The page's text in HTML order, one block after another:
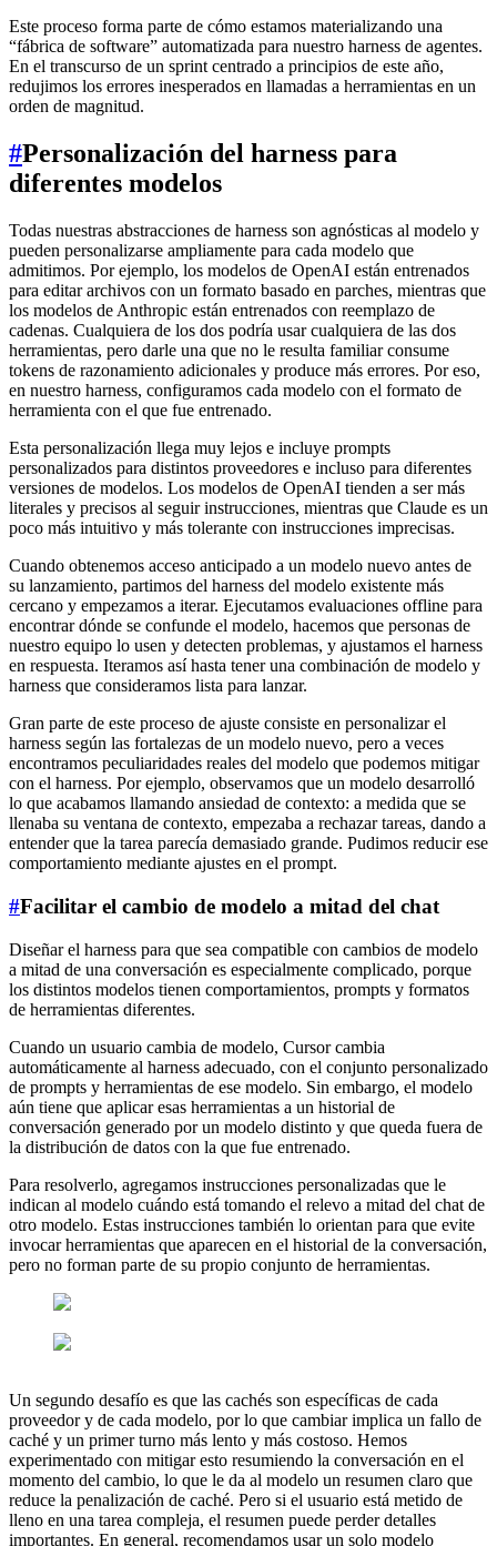
Este proceso forma parte de cómo estamos materializando una
“fábrica de software” automatizada para nuestro harness de agentes.
En el transcurso de un sprint centrado a principios de este año,
redujimos los errores inesperados en llamadas a herramientas en un
orden de magnitud.
#Personalización del harness para
diferentes modelos
Todas nuestras abstracciones de harness son agnósticas al modelo y
pueden personalizarse ampliamente para cada modelo que
admitimos. Por ejemplo, los modelos de OpenAI están entrenados
para editar archivos con un formato basado en parches, mientras que
los modelos de Anthropic están entrenados con reemplazo de
cadenas. Cualquiera de los dos podría usar cualquiera de las dos
herramientas, pero darle una que no le resulta familiar consume
tokens de razonamiento adicionales y produce más errores. Por eso,
en nuestro harness, configuramos cada modelo con el formato de
herramienta con el que fue entrenado.
Esta personalización llega muy lejos e incluye prompts
personalizados para distintos proveedores e incluso para diferentes
versiones de modelos. Los modelos de OpenAI tienden a ser más
literales y precisos al seguir instrucciones, mientras que Claude es un
poco más intuitivo y más tolerante con instrucciones imprecisas.
Cuando obtenemos acceso anticipado a un modelo nuevo antes de
su lanzamiento, partimos del harness del modelo existente más
cercano y empezamos a iterar. Ejecutamos evaluaciones offline para
encontrar dónde se confunde el modelo, hacemos que personas de
nuestro equipo lo usen y detecten problemas, y ajustamos el harness
en respuesta. Iteramos así hasta tener una combinación de modelo y
harness que consideramos lista para lanzar.
Gran parte de este proceso de ajuste consiste en personalizar el
harness según las fortalezas de un modelo nuevo, pero a veces
encontramos peculiaridades reales del modelo que podemos mitigar
con el harness. Por ejemplo, observamos que un modelo desarrolló
lo que acabamos llamando ansiedad de contexto: a medida que se
llenaba su ventana de contexto, empezaba a rechazar tareas, dando a
entender que la tarea parecía demasiado grande. Pudimos reducir ese
comportamiento mediante ajustes en el prompt.
#Facilitar el cambio de modelo a mitad del chat
Diseñar el harness para que sea compatible con cambios de modelo
a mitad de una conversación es especialmente complicado, porque
los distintos modelos tienen comportamientos, prompts y formatos
de herramientas diferentes.
Cuando un usuario cambia de modelo, Cursor cambia
automáticamente al harness adecuado, con el conjunto personalizado
de prompts y herramientas de ese modelo. Sin embargo, el modelo
aún tiene que aplicar esas herramientas a un historial de
conversación generado por un modelo distinto y que queda fuera de
la distribución de datos con la que fue entrenado.
Para resolverlo, agregamos instrucciones personalizadas que le
indican al modelo cuándo está tomando el relevo a mitad del chat de
otro modelo. Estas instrucciones también lo orientan para que evite
invocar herramientas que aparecen en el historial de la conversación,
pero no forman parte de su propio conjunto de herramientas.
Un segundo desafío es que las cachés son específicas de cada
proveedor y de cada modelo, por lo que cambiar implica un fallo de
caché y un primer turno más lento y más costoso. Hemos
experimentado con mitigar esto resumiendo la conversación en el
momento del cambio, lo que le da al modelo un resumen claro que
reduce la penalización de caché. Pero si el usuario está metido de
lleno en una tarea compleja, el resumen puede perder detalles
importantes. En general, recomendamos usar un solo modelo